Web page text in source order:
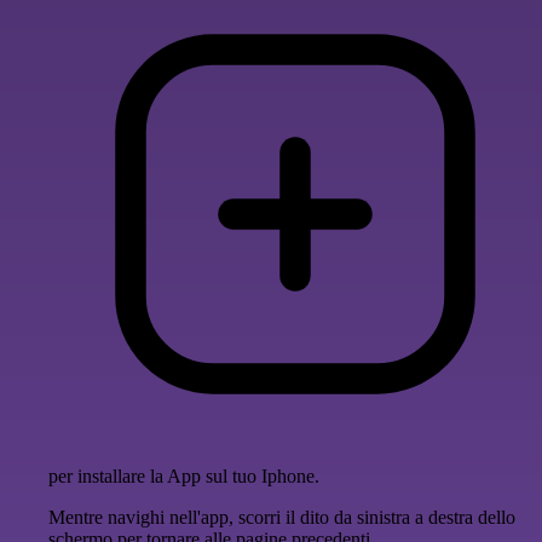
per installare la App sul tuo Iphone.
Mentre navighi nell'app, scorri il dito da sinistra a destra dello